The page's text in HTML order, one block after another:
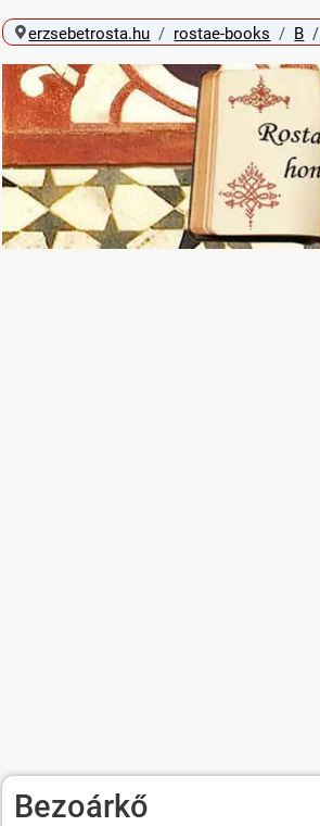
erzsebetrosta.hu rostae-books B
Bezoárkő